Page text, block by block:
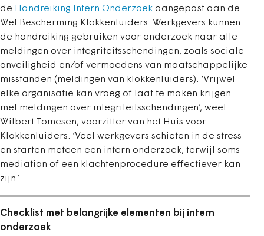
de Handreiking Intern Onderzoek aangepast aan de
Wet Bescherming Klokkenluiders. Werkgevers kunnen
de handreiking gebruiken voor onderzoek naar alle
meldingen over integriteitsschendingen, zoals sociale
onveiligheid en/of vermoedens van maatschappelijke
misstanden (meldingen van klokkenluiders). ‘Vrijwel
elke organisatie kan vroeg of laat te maken krijgen
met meldingen over integriteitsschendingen’, weet
Wilbert Tomesen, voorzitter van het Huis voor
Klokkenluiders. ‘Veel werkgevers schieten in de stress
en starten meteen een intern onderzoek, terwijl soms
mediation of een klachtenprocedure effectiever kan
zijn.’
Checklist met belangrijke elementen bij intern
onderzoek